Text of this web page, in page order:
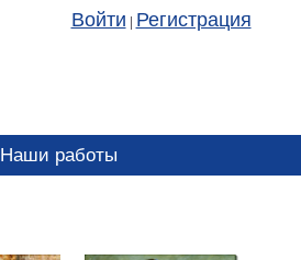
Войти Регистрация
Наши работы